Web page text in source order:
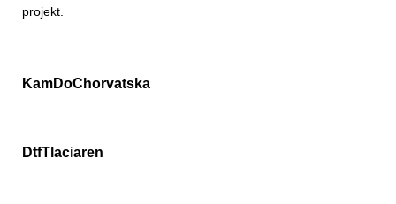
projekt.
KamDoChorvatska
DtfTlaciaren